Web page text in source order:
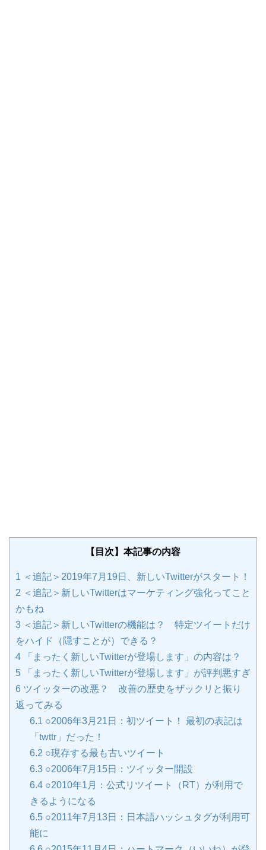
【目次】本記事の内容
1 ＜追記＞2019年7月19日、新しいTwitterがスタート！
2 ＜追記＞新しいTwitterはマーケティング強化ってこと
かもね
3 ＜追記＞新しいTwitterの機能は？ 特定ツイートだけ
をハイド（隠すことが）できる？
4 「まったく新しいTwitterが登場します」の内容は？
5 「まったく新しいTwitterが登場します」が評判悪すぎ
6 ツイッターの改悪？ 改善の歴史をザックリと振り
返ってみる
6.1 ○2006年3月21日：初ツイート！ 最初の表記は
「twttr」だった！
6.2 ○現存する最も古いツイート
6.3 ○2006年7月15日：ツイッター開設
6.4 ○2010年1月：公式リツイート（RT）が利用で
きるようになる
6.5 ○2011年7月13日：日本語ハッシュタグが利用可
能に